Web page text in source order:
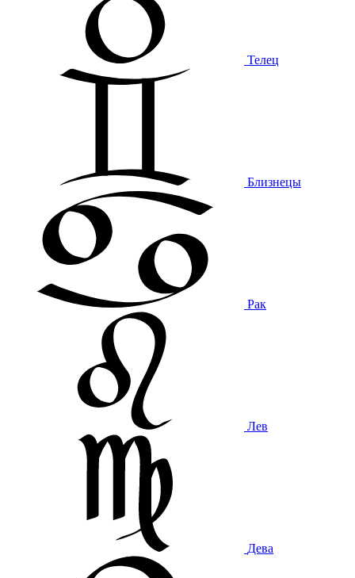
Телец
Близнецы
Рак
Лев
Дева